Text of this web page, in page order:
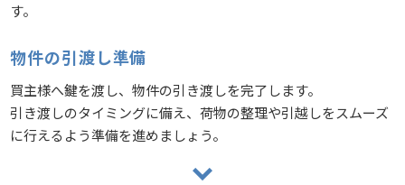
す。
物件の引渡し準備
買主様へ鍵を渡し、物件の引き渡しを完了します。
引き渡しのタイミングに備え、荷物の整理や引越しをスムーズ
に行えるよう準備を進めましょう。